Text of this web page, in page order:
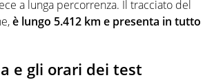
a lunga percorrenza. Il tracciato del
è lungo 5.412 km e presenta in tutto
e gli orari dei test